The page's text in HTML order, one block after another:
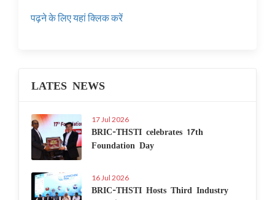
पढ़ने के लिए यहां क्लिक करें
LATES NEWS
17 Jul 2026
BRIC-THSTI celebrates 17th
Foundation Day
16 Jul 2026
BRIC-THSTI Hosts Third Industry